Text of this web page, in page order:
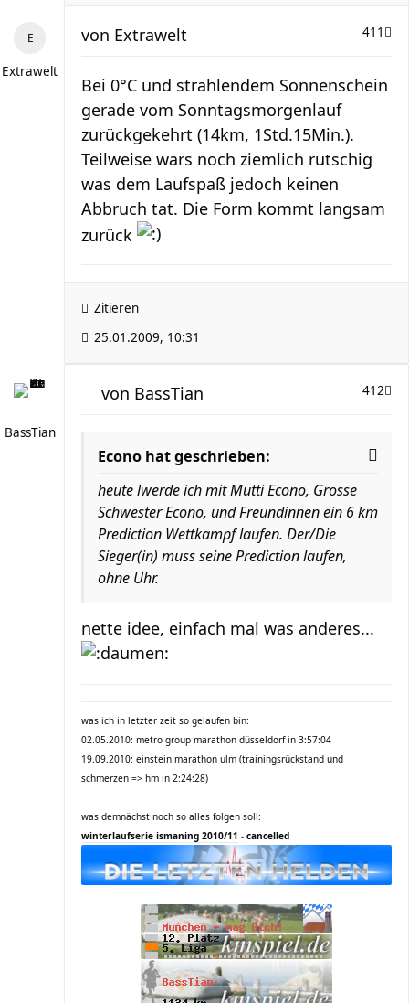
Extrawelt
411
von Extrawelt
Bei 0°C und strahlendem Sonnenschein
gerade vom Sonntagsmorgenlauf
zurückgekehrt (14km, 1Std.15Min.).
Teilweise wars noch ziemlich rutschig
was dem Laufspaß jedoch keinen
Abbruch tat. Die Form kommt langsam
zurück
Zitieren
25.01.2009, 10:31
BassTian
412
von BassTian
Econo hat geschrieben:
heute lwerde ich mit Mutti Econo, Grosse
Schwester Econo, und Freundinnen ein 6 km
Prediction Wettkampf laufen. Der/Die
Sieger(in) muss seine Prediction laufen,
ohne Uhr.
nette idee, einfach mal was anderes...
was ich in letzter zeit so gelaufen bin:
02.05.2010: metro group marathon düsseldorf in 3:57:04
19.09.2010: einstein marathon ulm (trainingsrückstand und
schmerzen => hm in 2:24:28)
was demnächst noch so alles folgen soll:
winterlaufserie ismaning 2010/11 - cancelled